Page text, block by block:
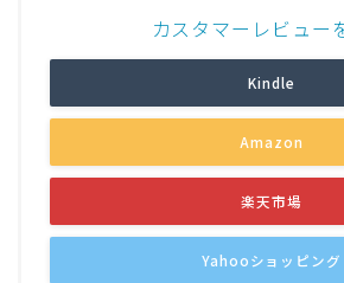
カスタマーレビュー
Kindle
Amazon
楽天市場
Yahooショッピング